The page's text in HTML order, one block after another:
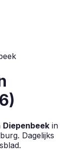
)
Diepenbeek in
. Dagelijks